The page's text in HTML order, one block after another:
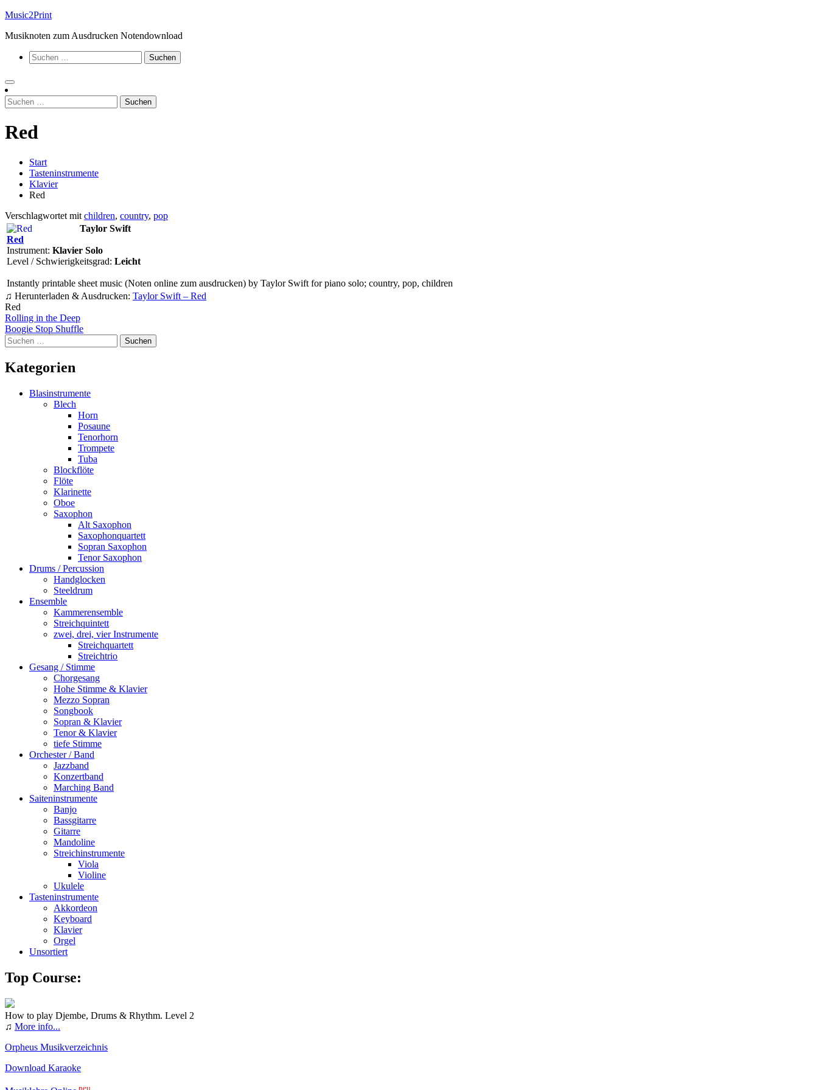
Zum
springen
Music2Print
Musiknoten zum Ausdrucken Notendownload
Suchen
nach:
Suchen
nach:
Red
Start
Tasteninstrumente
Klavier
Red
Verschlagwortet mit children, country, pop
Taylor Swift
Red
Instrument: Klavier Solo
Level / Schwierigkeitsgrad: Leicht
Instantly printable sheet music (Noten online zum ausdrucken) by Taylor Swift for piano solo; country, pop, children
♫ Herunterladen & Ausdrucken: Taylor Swift – Red
Red
Beitragsnavigation
Rolling in the Deep
Boogie Stop Shuffle
Suchen
nach:
Kategorien
Blasinstrumente
Blech
Horn
Posaune
Tenorhorn
Trompete
Tuba
Blockflöte
Flöte
Klarinette
Oboe
Saxophon
Alt Saxophon
Saxophonquartett
Sopran Saxophon
Tenor Saxophon
Drums / Percussion
Handglocken
Steeldrum
Ensemble
Kammerensemble
Streichquintett
zwei, drei, vier Instrumente
Streichquartett
Streichtrio
Gesang / Stimme
Chorgesang
Hohe Stimme & Klavier
Mezzo Sopran
Songbook
Sopran & Klavier
Tenor & Klavier
tiefe Stimme
Orchester / Band
Jazzband
Konzertband
Marching Band
Saiteninstrumente
Banjo
Bassgitarre
Gitarre
Mandoline
Streichinstrumente
Viola
Violine
Ukulele
Tasteninstrumente
Akkordeon
Keyboard
Klavier
Orgel
Unsortiert
Top Course:
How to play Djembe, Drums & Rhythm. Level 2
♫ More info...
Orpheus Musikverzeichnis
Download Karaoke
neu